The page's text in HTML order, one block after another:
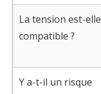
La tension est-elle
compatible ?
Y a-t-il un risque